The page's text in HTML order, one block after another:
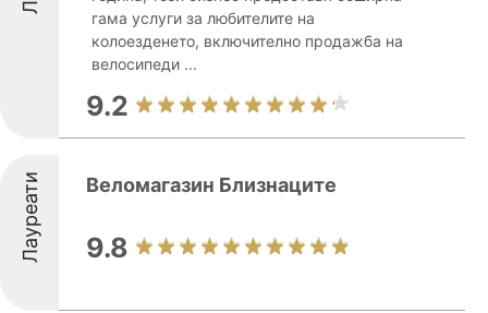
гама услуги за любителите на
колоезденето, включително продажба на
велосипеди ...
9.2
Лауреати Веломагазин Близнаците
9.8